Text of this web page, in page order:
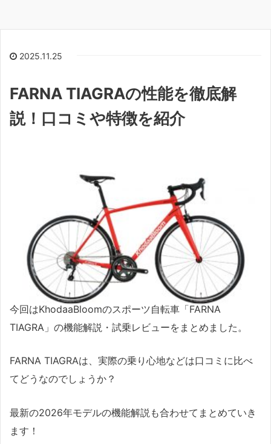
2025.11.25
FARNA TIAGRAの性能を徹底解
説！口コミや特徴を紹介
今回はKhodaaBloomのスポーツ自転車「FARNA
TIAGRA」の機能解説・試乗レビューをまとめました。
FARNA TIAGRAは、実際の乗り心地などは口コミに比べ
てどうなのでしょうか？
最新の2026年モデルの機能解説も合わせてまとめていき
ます！